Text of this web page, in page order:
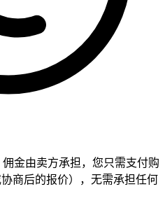
金由卖方承担，您只需支付购
商后的报价），无需承担任何